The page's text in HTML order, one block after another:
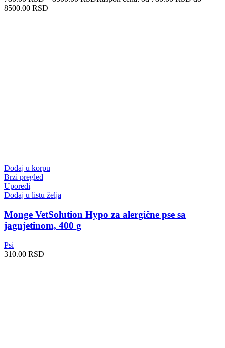
8500.00 RSD
Dodaj u korpu
Brzi pregled
Uporedi
Dodaj u listu želja
Monge VetSolution Hypo za alergične pse sa
jagnjetinom, 400 g
Psi
310.00 RSD